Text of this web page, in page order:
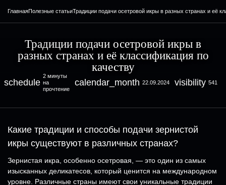
ГлавнаяПолезные статьиТрадиции подачи осетровой икры в разных странах и её
Традиции подачи осетровой икры в
разных странах и её классификация по
качеству
schedule
2 минуты
на
прочтение
calendar_month 22.09.2024 visibility 541
Какие традиции и способы подачи зернистой
икры существуют в различных странах?
Зернистая икра, особенно осетровая, — это один из самых
изысканных деликатесов, который ценится на международном
уровне. Различные страны имеют свои уникальные традиции